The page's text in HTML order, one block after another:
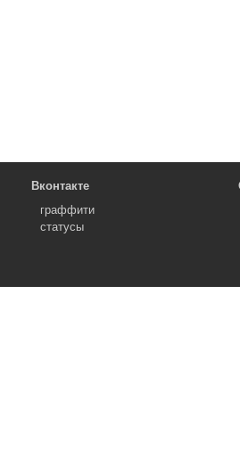
Вконтакте
граффити
статусы